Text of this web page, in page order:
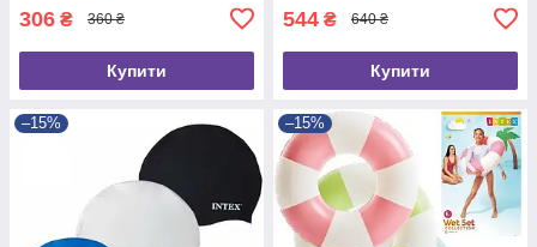
306 ₴ 360 ₴
Купити
544 ₴ 640 ₴
Купити
–15% –15%